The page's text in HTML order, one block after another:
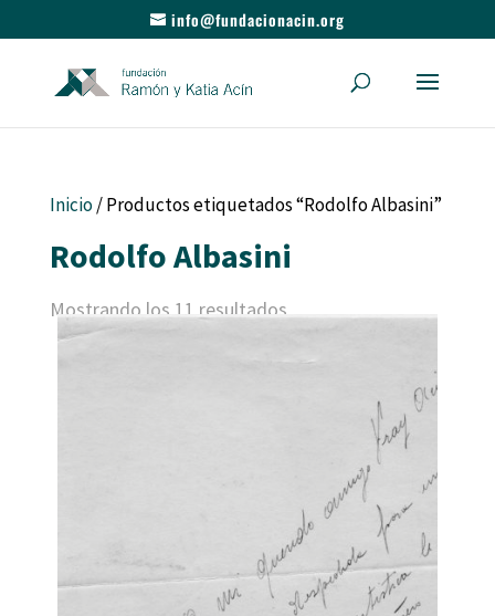
info@fundacionacin.org
Inicio/ Productos etiquetados “Rodolfo Albasini”
Rodolfo Albasini
Mostrando los 11 resultados